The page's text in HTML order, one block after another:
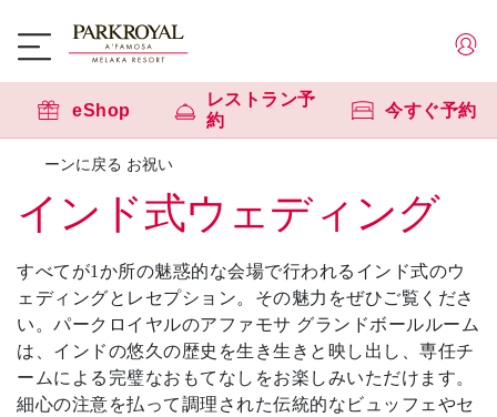
eShop
レストラン予
約
今すぐ予約
ーンに戻る お祝い
インド式ウェディング
すべてが1か所の魅惑的な会場で行われるインド式のウ
ェディングとレセプション。その魅力をぜひご覧くださ
い。パークロイヤルのアファモサ グランドボールルーム
は、インドの悠久の歴史を生き生きと映し出し、専任チ
ームによる完璧なおもてなしをお楽しみいただけます。
細心の注意を払って調理された伝統的なビュッフェやセ